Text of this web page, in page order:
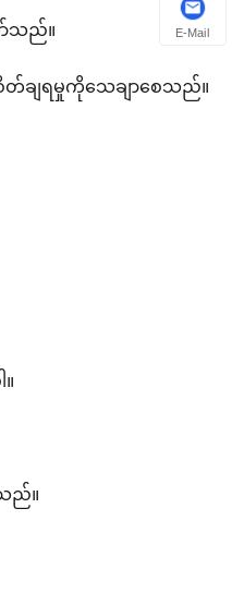
ာ်သည်။
ချရမှုကိုသေချာစေသည်။
ည်။
E-Mail